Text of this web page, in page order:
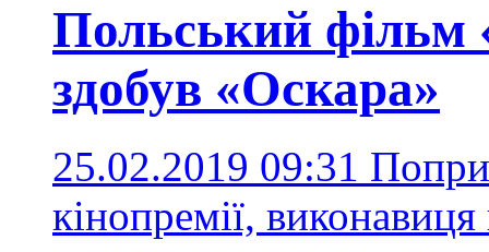
Польський фільм
здобув «Оскара»
25.02.2019 09:31 Попри
кінопремії,